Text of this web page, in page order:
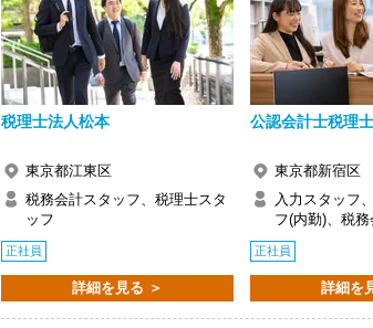
税理士法人松本
東京都江東区
税務会計スタッフ、税理士スタ
ッフ
正社員
詳細を見る ＞
公認会計士税理
東京都新宿区
入力スタッフ
フ(内勤)、税
正社員
詳細を